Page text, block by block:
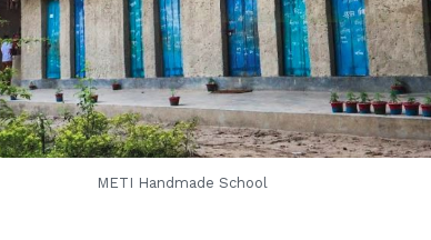
METI Handmade School